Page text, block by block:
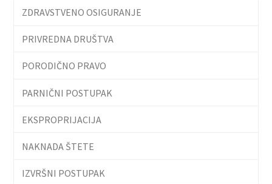
ZDRAVSTVENO OSIGURANJE
PRIVREDNA DRUŠTVA
PORODIČNO PRAVO
PARNIČNI POSTUPAK
EKSPROPRIJACIJA
NAKNADA ŠTETE
IZVRŠNI POSTUPAK